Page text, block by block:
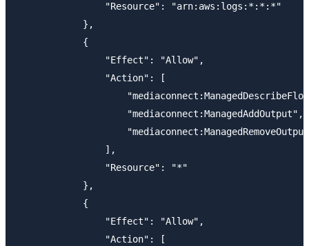
                "Resource": "arn:aws:logs:*:*:*"
            },
            {
                "Effect": "Allow",
                "Action": [
                    "mediaconnect:ManagedAddOutput",
                ],
                "Resource": "*"
            },
            {
                "Effect": "Allow",
                "Action": [